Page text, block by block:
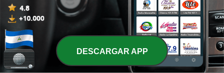
3614 -
Más de 6 estados están enfermos por la
lechuga y por el chile. Broma Nacho a su amigo
que es malcriado y es dueño de una birrieria. El
cantante Yahir dice que por culpa de la
religión su madre destruyó la familia.
El episodio aborda desde alertas sanitarias sobre la presencia de salmonella en vegetales en Estados Unidos hasta profundos debates sobre cómo el fanatismo religioso puede generar divisiones familiares. A través de reflexiones y anécdotas, se analiza el impacto de las creencias en la unidad del hogar. Asimismo, el programa brinda un espacio para el emprendimiento y la comunidad, presentando historias de superación como la del Chef Omar y promoviendo servicios locales, desde barberías hasta rentas de habitación. El episodio concluye con consejos legales prácticos sobre cómo actuar ante accidentes por negligencia.
Wed, 5 Aug 2026 21:46:13 +0000
DESCARGAR APP